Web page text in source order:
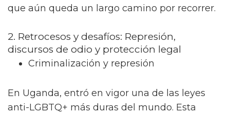
que aún queda un largo camino por recorrer.
2. Retrocesos y desafíos: Represión,
discursos de odio y protección legal
Criminalización y represión
En Uganda, entró en vigor una de las leyes
anti-LGBTQ+ más duras del mundo. Esta